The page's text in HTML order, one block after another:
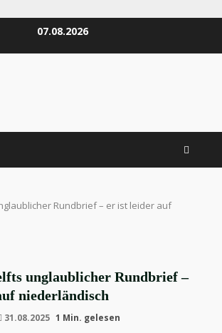
07.08.2026
Rundbrief – er ist leider auf
unglaublicher Rundbrief –
niederländisch
31.08.2025 1 Min. gelesen